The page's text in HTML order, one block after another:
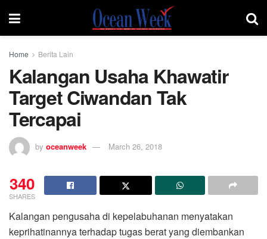
Home Berita Lain
Kalangan Usaha Khawatir
Target Ciwandan Tak
Tercapai
by oceanweek March 26, 2018
340
SHARES
Kalangan pengusaha di kepelabuhanan menyatakan
keprihatinannya terhadap tugas berat yang diembankan